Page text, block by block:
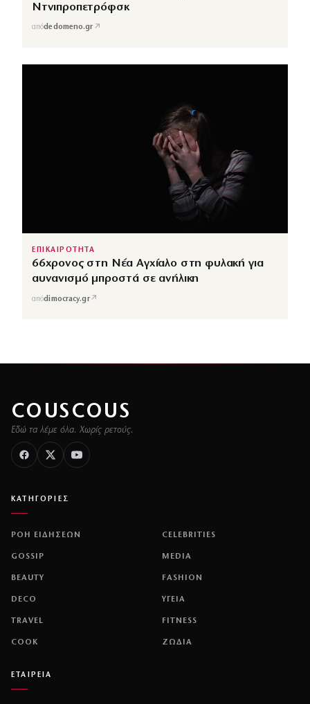
Ντνιπροπετρόφσκ
απόdedomeno.gr ↗
ΕΠΙΚΑΙΡΟΤΗΤΑ
66χρονος στη Νέα Αγχίαλο στη φυλακή για
αυνανισμό μπροστά σε ανήλικη
απόdimocracy.gr↗
COUSCOUS
Εδώ τα λέμε όλα. Χωρίς ρετούς.
ΚΑΤΗΓΟΡΙΕΣ
ΡΟΗ ΕΙΔΗΣΕΩΝ CELEBRITIES
GOSSIP MEDIA
BEAUTY FASHION
DECO ΥΓΕΙΑ
TRAVEL FITNESS
COOK ΖΩΔΙΑ
ΕΤΑΙΡΕΙΑ